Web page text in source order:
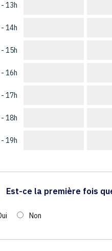
13h
14h
15h
16h
17h
18h
19h
Est-ce la première fois
Non